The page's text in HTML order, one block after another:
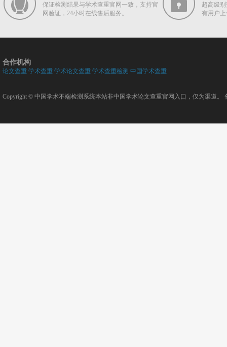
保证检测结果与学术查重官网一致，支持官
网验证，24小时在线售后服务。
超高级
有用户
合作机构
论文查重 学术查重 学术论文查重 学术查重检测 中国学术查重
Copyright © 中国学术不端检测系统本站非中国学术论文查重官网入口，仅为渠道。